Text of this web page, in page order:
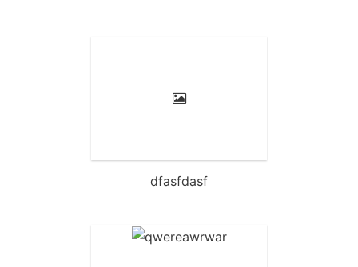
dfasfdasf